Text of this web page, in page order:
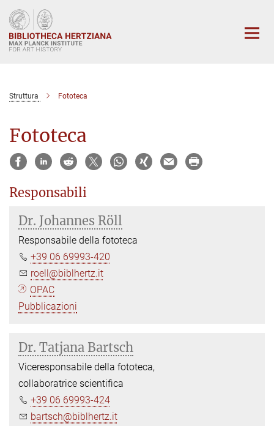
Main-
Content
Struttura Fototeca
Fototeca
Responsabili
Dr. Johannes Röll
Responsabile della fototeca
+39 06 69993-420
roell@biblhertz.it
OPAC
Pubblicazioni
Dr. Tatjana Bartsch
Viceresponsabile della fototeca,
collaboratrice scientifica
+39 06 69993-424
bartsch@biblhertz.it